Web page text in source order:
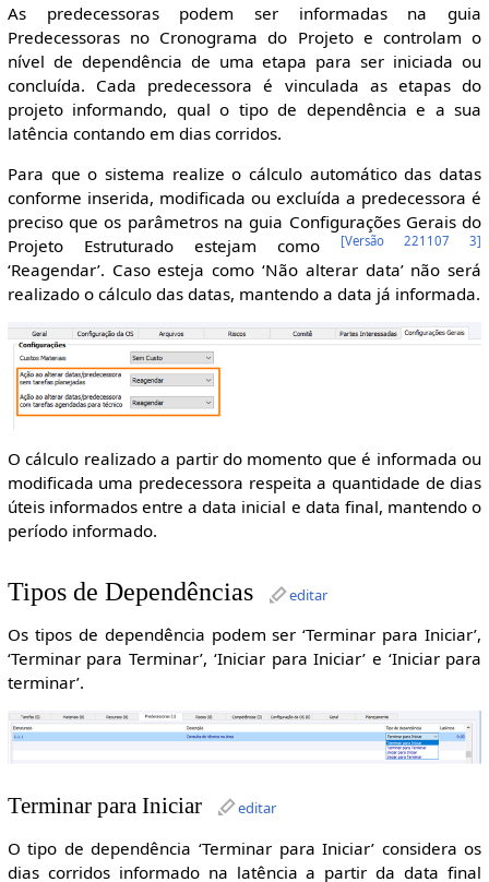
As predecessoras podem ser informadas na guia
Predecessoras no Cronograma do Projeto e controlam o
nível de dependência de uma etapa para ser iniciada ou
concluída. Cada predecessora é vinculada as etapas do
projeto informando, qual o tipo de dependência e a sua
latência contando em dias corridos.
Para que o sistema realize o cálculo automático das datas
conforme inserida, modificada ou excluída a predecessora é
preciso que os parâmetros na guia Configurações Gerais do
Projeto Estruturado estejam como
[Versão 221107 3]
‘Reagendar’. Caso esteja como ‘Não alterar data’ não será
realizado o cálculo das datas, mantendo a data já informada.
O cálculo realizado a partir do momento que é informada ou
modificada uma predecessora respeita a quantidade de dias
úteis informados entre a data inicial e data final, mantendo o
período informado.
Tipos de Dependências editar
Os tipos de dependência podem ser ‘Terminar para Iniciar’,
‘Terminar para Terminar’, ‘Iniciar para Iniciar’ e ‘Iniciar para
terminar’.
Terminar para Iniciar editar
O tipo de dependência ‘Terminar para Iniciar’ considera os
dias corridos informado na latência a partir da data final